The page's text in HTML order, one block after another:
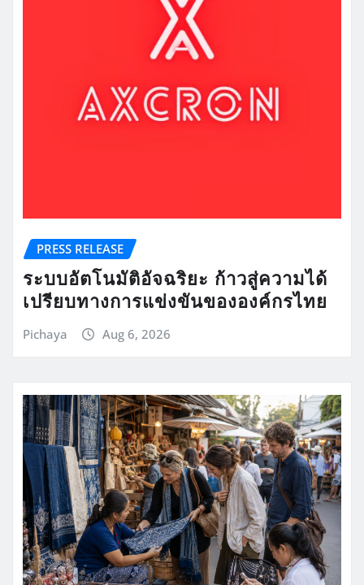
PRESS RELEASE
ระบบอัตโนมัติอัจฉริยะ ก้าวสู่ความได้
เปรียบทางการแข่งขันขององค์กรไทย
Pichaya Aug 6, 2026